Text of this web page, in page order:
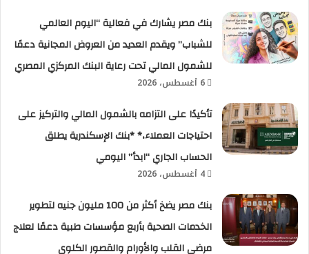
بنك مصر يشارك في فعالية “اليوم العالمي
للشباب” ويقدم العديد من العروض المجانية دعمًا
للشمول المالي تحت رعاية البنك المركزي المصري
6 أغسطس، 2026
تأكيدًا على التزامه بالشمول المالي والتركيز على
احتياجات العملاء،* *بنك الإسكندرية يطلق
الحساب الجاري “ابدأ” اليومي
4 أغسطس، 2026
بنك مصر يضخ أكثر من 100 مليون جنيه لتطوير
الخدمات الصحية بأربع مؤسسات طبية دعمًا لعلاج
مرضى القلب والأورام والقصور الكلوي